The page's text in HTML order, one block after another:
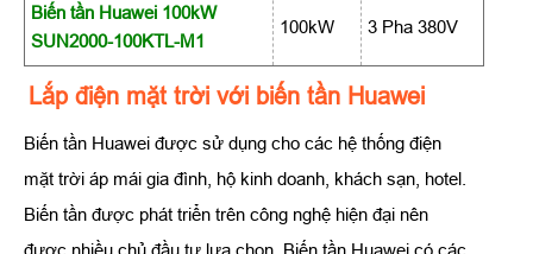
Biến tần Huawei 100kW
SUN2000-100KTL-M1
100kW 3 Pha 380V
Lắp điện mặt trời với biến tần Huawei
Biến tần Huawei được sử dụng cho các hệ thống điện
mặt trời áp mái gia đình, hộ kinh doanh, khách sạn, hotel.
Biến tần được phát triển trên công nghệ hiện đại nên
được nhiều chủ đầu tư lựa chọn. Biến tần Huawei có các